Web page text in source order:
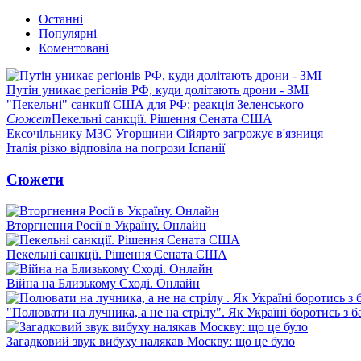
Останні
Популярні
Коментовані
Путін уникає регіонів РФ, куди долітають дрони - ЗМІ
"Пекельні" санкції США для РФ: реакція Зеленського
СюжетПекельні санкції. Рішення Сената США
Ексочільнику МЗС Угорщини Сійярто загрожує в'язниця
Італія різко відповіла на погрози Іспанії
Сюжети
Вторгнення Росії в Україну. Онлайн
Пекельні санкції. Рішення Сената США
Війна на Близькому Сході. Онлайн
"Полювати на лучника, а не на стрілу". Як Україні боротись з
Загадковий звук вибуху налякав Москву: що це було